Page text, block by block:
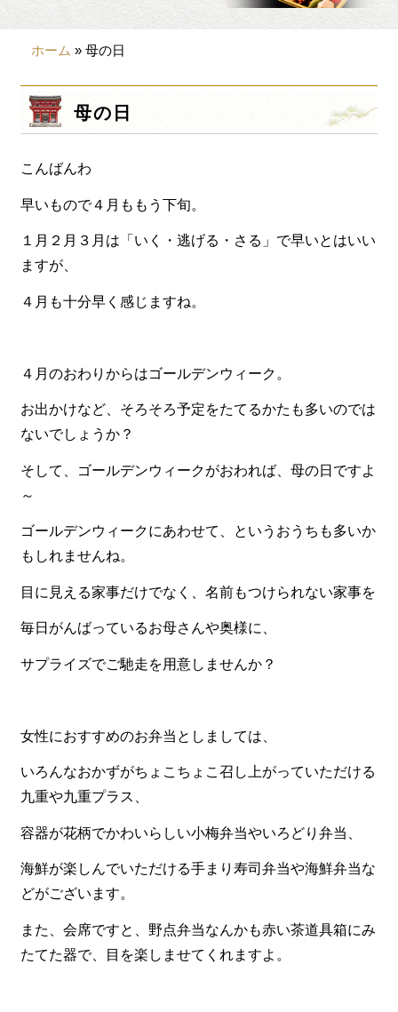
価格から選ぶ
~999円
1,000~1,999円
2,000~2,999円
3,000~3999円
4,000~7999円
8,000円~
お肉メイン弁当
お魚メイン弁当
お野菜メイン弁当
旬の食材弁当
近江(滋賀)地方ゆかりの弁当
お食い初め・お子様膳
無料貸し出し
スタッフブログ
会社概要
ホーム »母の日
母の日
こんばんわ
早いもので４月ももう下旬。
１月２月３月は「いく・逃げる・さる」で早いとはいい
ますが、
４月も十分早く感じますね。
４月のおわりからはゴールデンウィーク。
お出かけなど、そろそろ予定をたてるかたも多いのでは
ないでしょうか？
そして、ゴールデンウィークがおわれば、母の日ですよ
～
ゴールデンウィークにあわせて、というおうちも多いか
もしれませんね。
目に見える家事だけでなく、名前もつけられない家事を
毎日がんばっているお母さんや奥様に、
サプライズでご馳走を用意しませんか？
女性におすすめのお弁当としましては、
いろんなおかずがちょこちょこ召し上がっていただける
九重や九重プラス、
容器が花柄でかわいらしい小梅弁当やいろどり弁当、
海鮮が楽しんでいただける手まり寿司弁当や海鮮弁当な
どがございます。
また、会席ですと、野点弁当なんかも赤い茶道具箱にみ
たてた器で、目を楽しませてくれますよ。